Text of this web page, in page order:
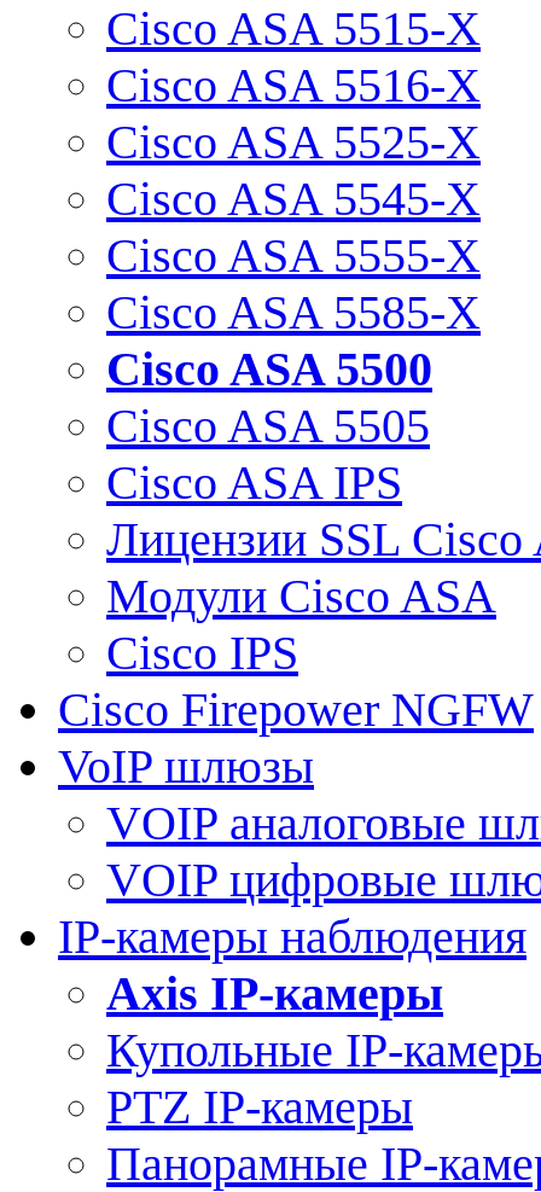
Cisco ASA 5515-X
Cisco ASA 5516-X
Cisco ASA 5525-X
Cisco ASA 5545-X
Cisco ASA 5555-X
Cisco ASA 5585-X
Cisco ASA 5500
Cisco ASA 5505
Cisco ASA IPS
Лицензии SSL Cisco
Модули Cisco ASA
Cisco IPS
Cisco Firepower NGFW
VoIP шлюзы
VOIP аналоговые
VOIP цифровые
IP-камеры наблюдения
Axis IP-камеры
Купольные IP-
PTZ IP-камеры
Панорамные IP-